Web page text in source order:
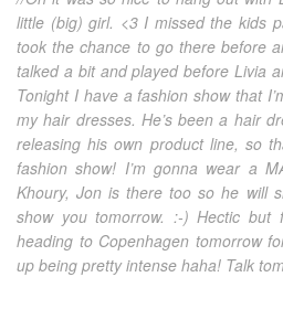
little (big) girl. <3 I missed the kids
took the chance to go there before
talked a bit and played before Livia
Tonight I have a fashion show that
my hair dresses. He’s been a hair
releasing his own product line, so
fashion show! I’m gonna wear a
Khoury, Jon is there too so he will
show you tomorrow. :-) Hectic but
heading to Copenhagen tomorrow
up being pretty intense haha! Talk